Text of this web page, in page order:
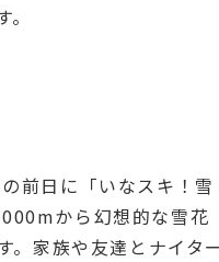
前日に「いなスキ！雪
から幻想的な雪花
。家族や友達とナイタ